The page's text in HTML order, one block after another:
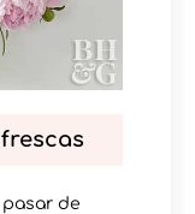
de